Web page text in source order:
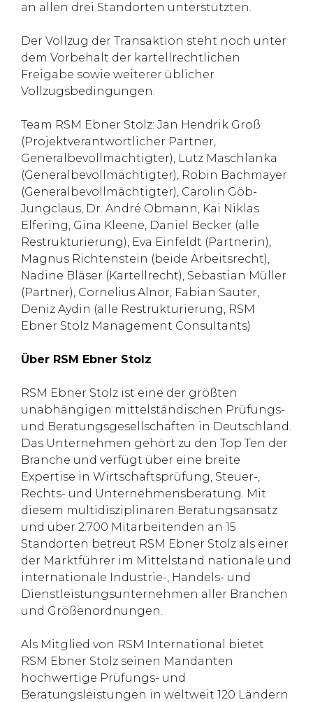
an allen drei Standorten unterstützten.
Der Vollzug der Transaktion steht noch unter
dem Vorbehalt der kartellrechtlichen
Freigabe sowie weiterer üblicher
Vollzugsbedingungen.
Team RSM Ebner Stolz: Jan Hendrik Groß
(Projektverantwortlicher Partner,
Generalbevollmächtigter), Lutz Maschlanka
(Generalbevollmächtigter), Robin Bachmayer
(Generalbevollmächtigter), Carolin Göb-
Jungclaus, Dr. André Obmann, Kai Niklas
Elfering, Gina Kleene, Daniel Becker (alle
Restrukturierung), Eva Einfeldt (Partnerin),
Magnus Richtenstein (beide Arbeitsrecht),
Nadine Bläser (Kartellrecht), Sebastian Müller
(Partner), Cornelius Alnor, Fabian Sauter,
Deniz Aydin (alle Restrukturierung, RSM
Ebner Stolz Management Consultants)
Über RSM Ebner Stolz
RSM Ebner Stolz ist eine der größten
unabhängigen mittelständischen Prüfungs-
und Beratungsgesellschaften in Deutschland.
Das Unternehmen gehört zu den Top Ten der
Branche und verfügt über eine breite
Expertise in Wirtschaftsprüfung, Steuer-,
Rechts- und Unternehmensberatung. Mit
diesem multidisziplinären Beratungsansatz
und über 2.700 Mitarbeitenden an 15
Standorten betreut RSM Ebner Stolz als einer
der Marktführer im Mittelstand nationale und
internationale Industrie-, Handels- und
Dienstleistungsunternehmen aller Branchen
und Größenordnungen.
Als Mitglied von RSM International bietet
RSM Ebner Stolz seinen Mandanten
hochwertige Prüfungs- und
Beratungsleistungen in weltweit 120 Ländern